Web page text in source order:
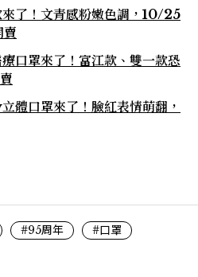
了！文青感粉嫩色調，10/25
療口罩來了！富江款、雙一款恐
口罩來了！臉紅表情萌翻，
#95周年
#口罩